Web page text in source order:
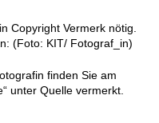
Copyright Vermerk nötig.
(Foto: KIT/ Fotograf_in)
finden Sie am
unter Quelle vermerkt.